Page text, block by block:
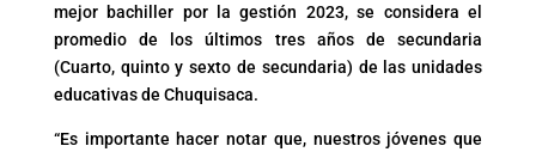
mejor bachiller por la gestión 2023, se considera el
promedio de los últimos tres años de secundaria
(Cuarto, quinto y sexto de secundaria) de las unidades
educativas de Chuquisaca.
“Es importante hacer notar que, nuestros jóvenes que